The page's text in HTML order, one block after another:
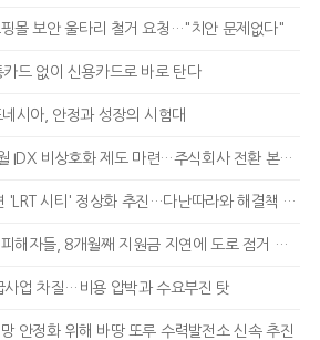
몰 보안 울타리 철거 요청…"치안 문제없다"
드 없이 신용카드로 바로 탄다
시아, 안정과 성장의 시험대
IDX 비상호화 제도 마련…주식회사 전환 본격화
시티' 정상화 추진…다난따라와 해결책 모색
자들, 8개월째 지원금 지연에 도로 점거 시위
사업 차질…비용 압박과 수요부진 탓
안정화 위해 바땅 또루 수력발전소 신속 추진